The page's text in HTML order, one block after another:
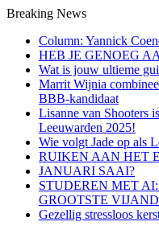
Breaking News
Column: Yannick
HEB JE GENOEG
Wat is jouw ultieme
Marrit Wijnia
BBB‑kandidaat
Lisanne van Shooters
Leeuwarden 2025!
Wie volgt Jade op als
RUIKEN AAN HET
JANUARI SAAI?
STUDEREN MET
GROOTSTE VIJAND
Gezellig stressloos